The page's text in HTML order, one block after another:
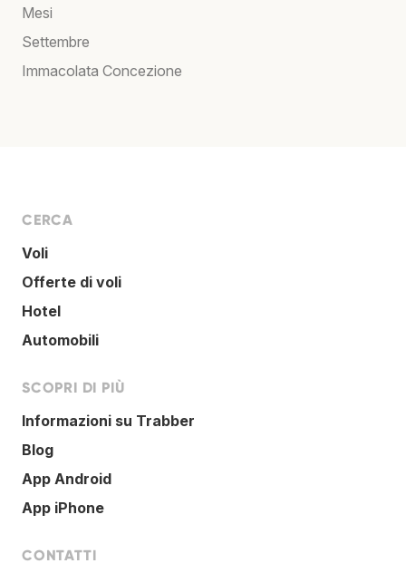
Mesi
Settembre
Immacolata Concezione
CERCA
Voli
Offerte di voli
Hotel
Automobili
SCOPRI DI PIÙ
Informazioni su Trabber
Blog
App Android
App iPhone
CONTATTI